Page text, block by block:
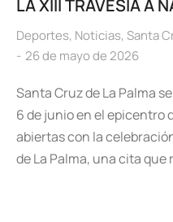
LA XIII TRAVESÍA A
Deportes, Noticias, Santa
26 de mayo de 2026
Santa Cruz de La Palma
6 de junio en el epicentro
abiertas con la
de La Palma, una cita que